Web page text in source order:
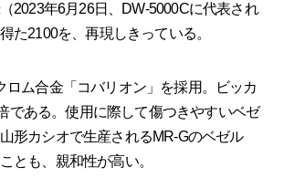
2023年6月26日、DW-5000Cに代表され
た2100を、再現しきっている。
ロム合金「コバリオン」を採用。ビッカ
である。使用に際して傷つきやすいベゼ
形カシオで生産されるMR-Gのベゼル
とも、親和性が高い。